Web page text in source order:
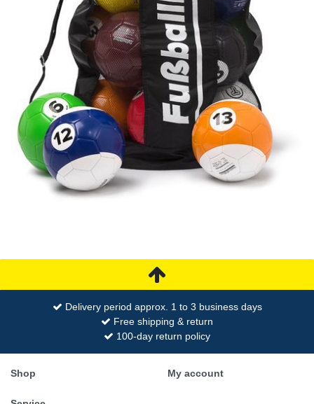
Delivery period approx. 1 to 3 business days
Free shipping & return
100-day return policy
Shop My account